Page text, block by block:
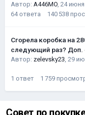
Автор: A446MO, 24 июня
64 ответа 140 538
Сгорела коробка на
следующий раз? Доп.
Автор: zelevsky23, 29
1 ответ 1 759
Совет по